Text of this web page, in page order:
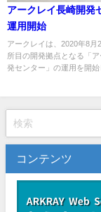
アークレイ長崎開
運用開始
アークレイは、2020年8月
所目の開発拠点となる「
発センター」の運用を開始
コンテンツ